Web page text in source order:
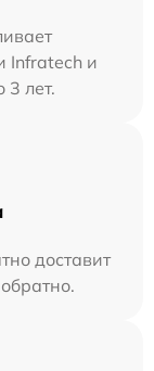
Infratech и
3 лет.
доставит